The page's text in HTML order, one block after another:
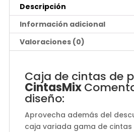
Descripción
Información adicional
Valoraciones (0)
Caja de cintas de
CintasMix
diseño:
Aprovecha además del
caja variada gama de